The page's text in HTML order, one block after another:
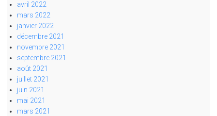
avril 2022
mars 2022
janvier 2022
décembre 2021
novembre 2021
septembre 2021
août 2021
juillet 2021
juin 2021
mai 2021
mars 2021